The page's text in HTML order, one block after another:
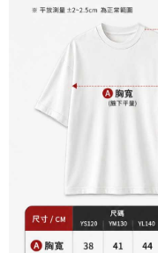
2.透過簡訊連結打開帳單後
帳／街口支付／iPASS
【注意事項】
1.本服務係由「台灣大哥大
用戶於交易時，得透過本服
買賣價金債權讓與本公司後
2.基於同意付款使用「大哥
資料（包含姓名、電話或地
由本公司與您本人進行分期
3.完整用戶服務條款，請詳閱
１．於結帳方式選擇「
結帳頁面，進行簡訊認證並
２．訂單成立數日內，您將
３．收到繳費通知簡訊後14
ATM／網路銀行／等多元方
※ 請注意：結帳手續完成當
購買商品的店家。未經商家
後付繳納相關費用。
※ 交易是否成功請以「
是否繳費成功／繳費後需取
https://
【注意事項】
１．透過由恩沛科技股份有
易，需依本服務之必要範圍
權轉讓予恩沛科技股份有限
每筆NT$60，滿NT$899(
7-11付款取貨
每筆NT$65，滿NT$899(
每筆NT$60，滿NT$899(
每筆NT$65，滿NT$899(